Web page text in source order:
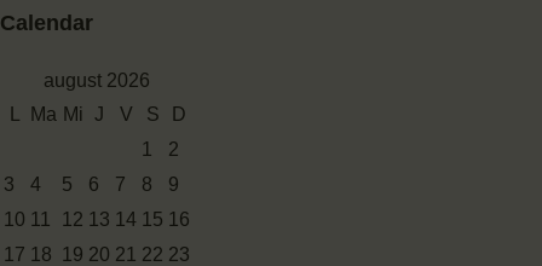
Calendar
august 2026
Ma Mi J V S
D
1
2
3
4 5 6 7 8
9
10 11 12 13 14 15 16
17 18 19 20 21 22 23